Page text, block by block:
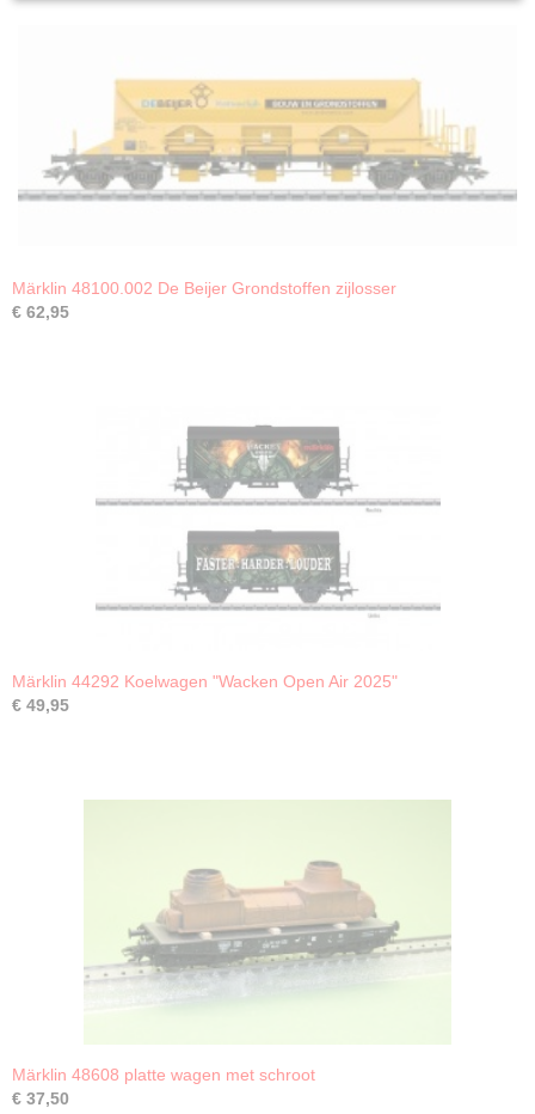
Märklin 48100.002 De Beijer Grondstoffen zijlosser
€ 62,95
Märklin 44292 Koelwagen "Wacken Open Air 2025"
€ 49,95
Märklin 48608 platte wagen met schroot
€ 37,50